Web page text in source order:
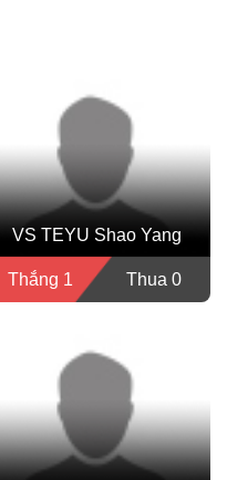
VS TEYU Shao Yang
Thắng 1 Thua 0